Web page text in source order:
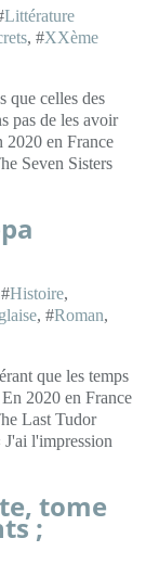
Littérature
, #XXème
que celles des
pas de les avoir
2020 en France
Seven Sisters
Histoire,
, #Roman,
que les temps
2020 en France
Last Tudor
l'impression
tome
;